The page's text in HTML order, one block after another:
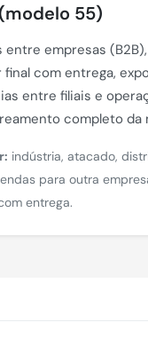
55)
entre empresas
com entrega,
entre filiais e
completo da
indústria, atacado,
para outra
entrega.